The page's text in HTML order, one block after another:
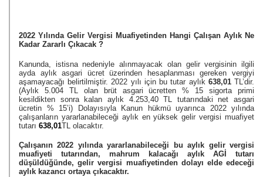
2022 Yılında Gelir Vergisi Muafiyetinden Hangi Çalışan Aylık Ne
Kadar Zararlı Çıkacak ?
Kanunda, istisna nedeniyle alınmayacak olan gelir vergisinin ilgili
ayda aylık asgari ücret üzerinden hesaplanması gereken vergiyi
aşamayacağı belirtilmiştir. 2022 yılı için bu tutar aylık 638,01 TL’dir.
(Aylık 5.004 TL olan brüt asgari ücretten % 15 sigorta primi
kesildikten sonra kalan aylık 4.253,40 TL tutarındaki net asgari
ücretin % 15’i) Dolayısıyla Kanun hükmü uyarınca 2022 yılında
çalışanların yararlanabileceği aylık en yüksek gelir vergisi muafiyet
tutarı 638,01TL olacaktır.
Çalışanın 2022 yılında yararlanabileceği bu aylık gelir vergisi
muafiyeti tutarından, mahrum kalacağı aylık AGİ tutarı
düşüldüğünde, gelir vergisi muafiyetinden dolayı elde edeceği
aylık kazancı ortaya çıkacaktır.